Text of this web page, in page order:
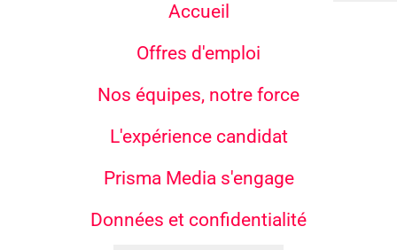
Accueil
Offres d'emploi
Nos équipes, notre force
L'expérience candidat
Prisma Media s'engage
Données et confidentialité